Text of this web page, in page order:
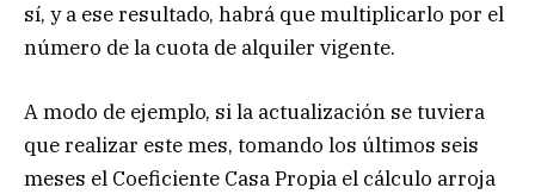
sí, y a ese resultado, habrá que multiplicarlo por el
número de la cuota de alquiler vigente.
A modo de ejemplo, si la actualización se tuviera
que realizar este mes, tomando los últimos seis
meses el Coeficiente Casa Propia el cálculo arroja